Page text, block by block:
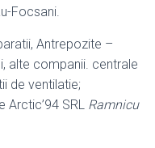
Focsani.
Antrepozite –
alte companii. centrale
de ventilatie;
Arctic’94 SRL Ramnicu